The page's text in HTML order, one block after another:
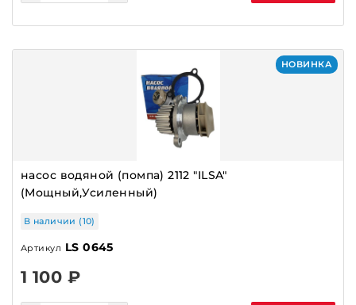
НОВИНКА
насос водяной (помпа) 2112 "ILSA"
(Мощный,Усиленный)
В наличии (10)
Артикул LS 0645
1 100 ₽